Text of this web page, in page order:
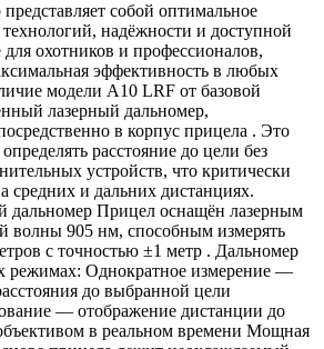
собой оптимальное
надёжности и доступной
для охотников и профессионалов,
эффективность в любых
модели A10 LRF от базовой
лазерный дальномер,
в корпус прицела . Это
расстояние до цели без
устройств, что критически
средних и дальних дистанциях.
дальномер Прицел оснащён лазерным
волны 905 нм, способным измерять
с точностью ±1 метр . Дальномер
режимах: Однократное измерение —
до выбранной цели
— отображение дистанции до
в реальном времени Мощная